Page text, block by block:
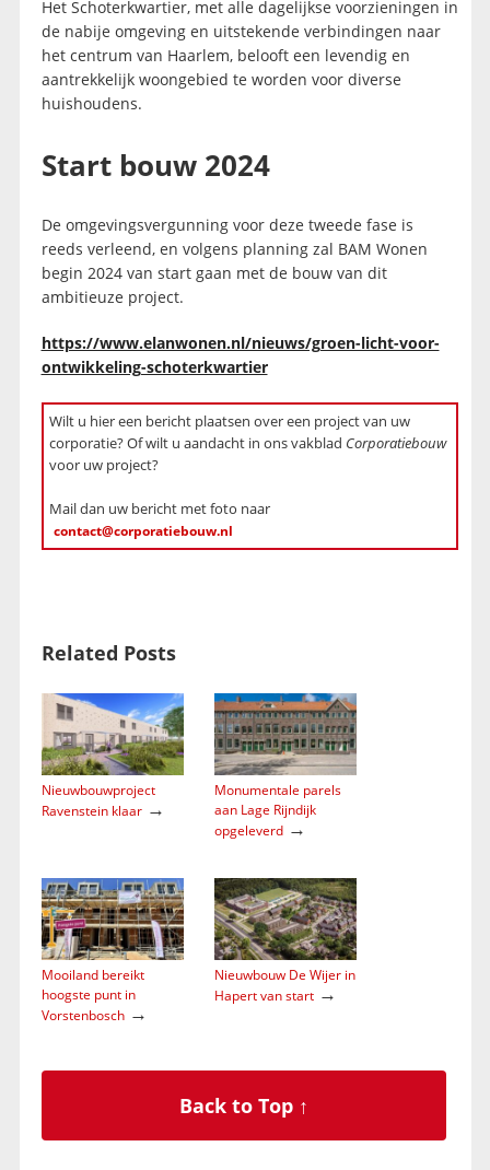
Het Schoterkwartier, met alle dagelijkse voorzieningen in
de nabije omgeving en uitstekende verbindingen naar
het centrum van Haarlem, belooft een levendig en
aantrekkelijk woongebied te worden voor diverse
huishoudens.
Start bouw 2024
De omgevingsvergunning voor deze tweede fase is
reeds verleend, en volgens planning zal BAM Wonen
begin 2024 van start gaan met de bouw van dit
ambitieuze project.
https://www.elanwonen.nl/nieuws/groen-licht-voor-
ontwikkeling-schoterkwartier
Wilt u hier een bericht plaatsen over een project van uw
corporatie? Of wilt u aandacht in ons vakblad Corporatiebouw
voor uw project?
Mail dan uw bericht met foto naar
contact@corporatiebouw.nl
Related Posts
Nieuwbouwproject
Ravenstein klaar→
Monumentale parels
aan Lage Rijndijk
opgeleverd→
Mooiland bereikt
hoogste punt in
Vorstenbosch→
Nieuwbouw De Wijer in
Hapert van start→
Back to Top ↑